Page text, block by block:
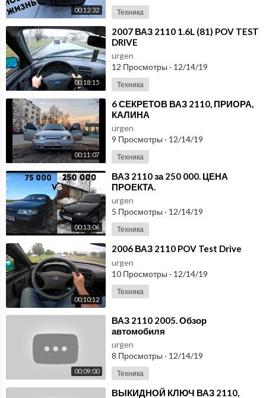
00:12:32 Техника
00:18:15
⁣2007 ВАЗ 2110 1.6L (81) POV TEST
DRIVE
urgen
12 Просмотры · 12/14/19
Техника
00:11:07
⁣6 СЕКРЕТОВ ВАЗ 2110, ПРИОРА,
КАЛИНА
urgen
9 Просмотры · 12/14/19
Техника
00:13:06
⁣ВАЗ 2110 за 250 000. ЦЕНА
ПРОЕКТА.
urgen
5 Просмотры · 12/14/19
Техника
00:10:12
⁣2006 ВАЗ 2110 POV Test Drive
urgen
10 Просмотры · 12/14/19
Техника
00:09:00
⁣ВАЗ 2110 2005. Обзор
автомобиля
urgen
8 Просмотры · 12/14/19
Техника
⁣ВЫКИДНОЙ КЛЮЧ ВАЗ 2110,